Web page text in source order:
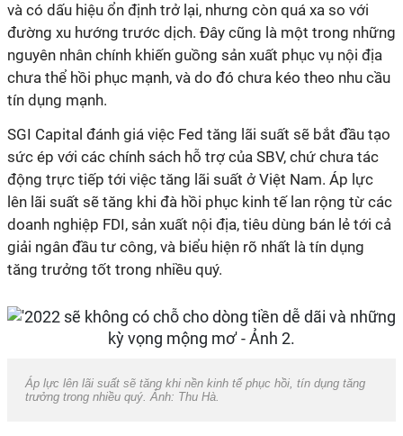
và có dấu hiệu ổn định trở lại, nhưng còn quá xa so với
đường xu hướng trước dịch. Đây cũng là một trong những
nguyên nhân chính khiến guồng sản xuất phục vụ nội địa
chưa thể hồi phục mạnh, và do đó chưa kéo theo nhu cầu
tín dụng mạnh.
SGI Capital đánh giá việc Fed tăng lãi suất sẽ bắt đầu tạo
sức ép với các chính sách hỗ trợ của SBV, chứ chưa tác
động trực tiếp tới việc tăng lãi suất ở Việt Nam. Áp lực
lên lãi suất sẽ tăng khi đà hồi phục kinh tế lan rộng từ các
doanh nghiệp FDI, sản xuất nội địa, tiêu dùng bán lẻ tới cả
giải ngân đầu tư công, và biểu hiện rõ nhất là tín dụng
tăng trưởng tốt trong nhiều quý.
Áp lực lên lãi suất sẽ tăng khi nền kinh tế phục hồi, tín dụng tăng
trưởng trong nhiều quý. Ảnh: Thu Hà.